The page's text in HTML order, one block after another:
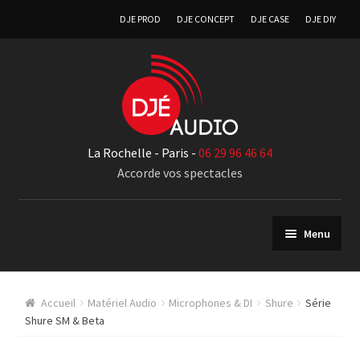
DJE PROD DJE CONCEPT DJE CASE DJE DIY
La Rochelle - Paris - 06 29 96 46 64
Accorde vos spectacles
Menu
Matériel Audio
Diffusion audio
Accueil Matériel Audio Microphones & DI Shure
Série
Shure SM & Beta